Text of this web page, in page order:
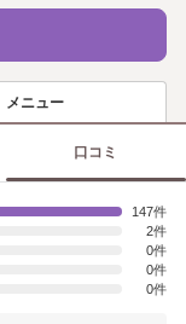
メニュー
口コミ
147
2
0
0
0